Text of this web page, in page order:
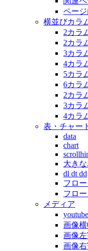
ペー
横並びカラ
2カラ
2カラ
3カラ
4カラ
5カラ
6カラ
2カラ
3カラ
4カラ
表・チャー
data
chart
大き
dl dt dd
フロ
フロー
メディア
画像横
画像
画像